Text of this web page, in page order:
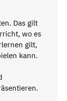
Das gilt
wo es
gilt,
kann.